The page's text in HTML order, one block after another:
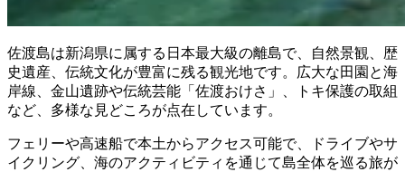
佐渡島は新潟県に属する日本最大級の離島で、自然景観、歴
史遺産、伝統文化が豊富に残る観光地です。広大な田園と海
岸線、金山遺跡や伝統芸能「佐渡おけさ」、トキ保護の取組
など、多様な見どころが点在しています。
フェリーや高速船で本土からアクセス可能で、ドライブやサ
イクリング、海のアクティビティを通じて島全体を巡る旅が